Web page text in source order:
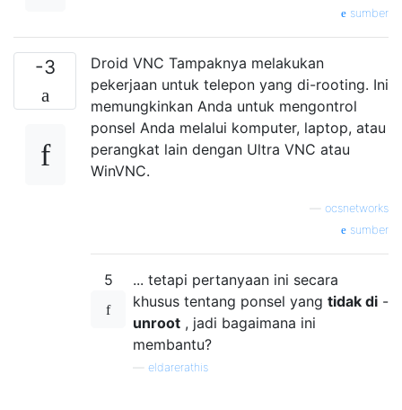
sumber
-3
Droid VNC Tampaknya melakukan
pekerjaan untuk telepon yang di-rooting. Ini
memungkinkan Anda untuk mengontrol
ponsel Anda melalui komputer, laptop, atau
perangkat lain dengan Ultra VNC atau
WinVNC.
ocsnetworks
sumber
5
... tetapi pertanyaan ini secara
khusus tentang ponsel yang tidak di -
unroot , jadi bagaimana ini
membantu?
eldarerathis